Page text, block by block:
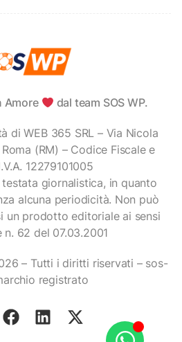
Amore dal team SOS WP.
di WEB 365 SRL – Via Nicola
(RM) – Codice Fiscale e
12279101005
giornalistica, in quanto
alcuna periodicità. Non può
un prodotto editoriale ai sensi
n. 62 del 07.03.2001
– Tutti i diritti riservati – sos-
registrato